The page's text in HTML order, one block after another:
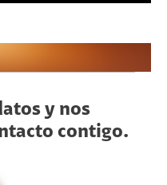
y nos
contigo.